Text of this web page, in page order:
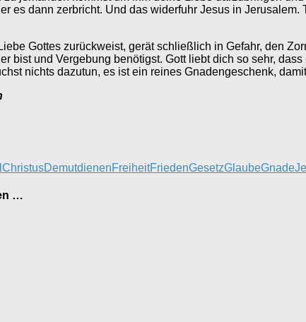
es dann zerbricht. Und das widerfuhr Jesus in
Gottes zurückweist, gerät schließlich in Gefahr, den
bist und Vergebung benötigst. Gott liebt dich so sehr,
nichts dazutun, es ist ein reines Gnadengeschenk,
ChristusDemutdienenFreiheitFriedenGesetzGlaubeGnade
…